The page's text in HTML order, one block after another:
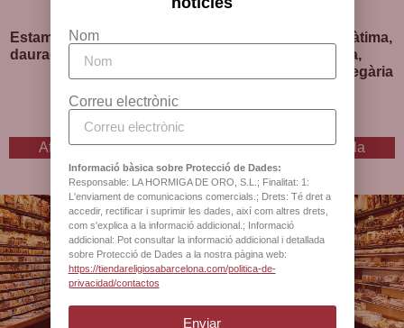
Estampa Diví Nen, medalla
daurada, plastificada i amb
2€ I.V.A inclòs
Afegeix a la cistella
Estampa Verge de Fàtima,
medalla daurada,
plastificada i amb pregària
2€ I.V.A inclòs
Afegeix a la cistella
Botiga oficial de la
Catedral de Barcelona
Nom
Correu electrònic
Informació bàsica sobre Protecció de Dades:
Responsable: LA HORMIGA DE ORO, S.L.; Finalitat: 1:
L'enviament de comunicacions comercials.; Drets: Té dret a
accedir, rectificar i suprimir les dades, així com altres drets,
com s'explica a la informació addicional.; Informació
addicional: Pot consultar la informació addicional i detallada
sobre Protecció de Dades a la nostra pàgina web:
https://tiendareligiosabarcelona.com/politica-de-
privacidad/contactos
Enviar